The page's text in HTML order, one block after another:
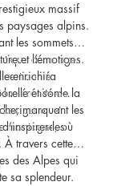
massif
paysages alpins.
les sommets
de nuages.
verticalité
sérénité de la
et l’émotion.
enrichira
et son
la rigueur et
montagne, où
marquant les
les
À travers cette
des Alpes qui
sa splendeur.